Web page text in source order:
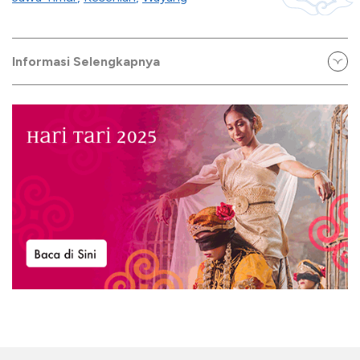
Informasi Selengkapnya